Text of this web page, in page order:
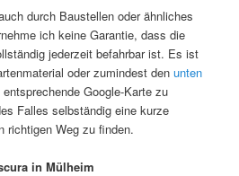
durch Baustellen oder ähnliches
ich keine Garantie, dass die
jederzeit befahrbar ist. Es ist
oder zumindest denunten
Google-Karte zu
Falles selbständig eine kurze
richtigen Weg zu finden.
in Mülheim